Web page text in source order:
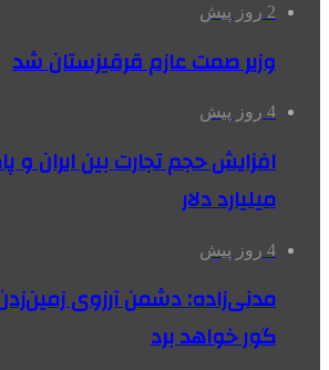
2 روز پیش
وزیر صمت عازم قرقیزستان شد
4 روز پیش
میلیارد دلار
4 روز پیش
مدنی‌زاده: دشمن آرزوی زمین‌زدن
گور خواهد برد